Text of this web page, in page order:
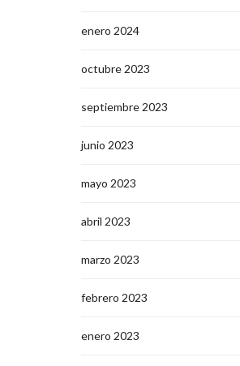
enero 2024
octubre 2023
septiembre 2023
junio 2023
mayo 2023
abril 2023
marzo 2023
febrero 2023
enero 2023